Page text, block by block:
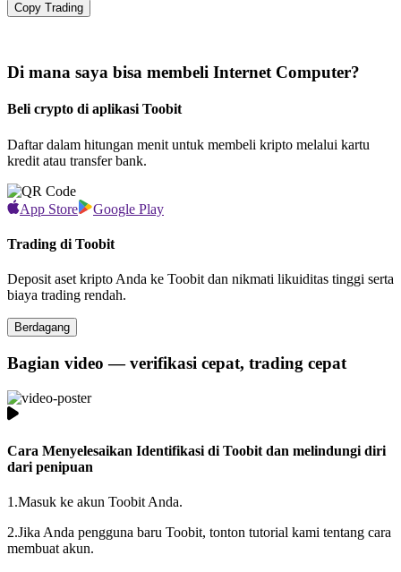
Copy Trading
Di mana saya bisa membeli Internet Computer?
Beli crypto di aplikasi Toobit
Daftar dalam hitungan menit untuk membeli kripto melalui kartu
kredit atau transfer bank.
App Store Google Play
Trading di Toobit
Deposit aset kripto Anda ke Toobit dan nikmati likuiditas tinggi serta
biaya trading rendah.
Berdagang
Bagian video — verifikasi cepat, trading cepat
Cara Menyelesaikan Identifikasi di Toobit dan melindungi diri
dari penipuan
1.Masuk ke akun Toobit Anda.
2.Jika Anda pengguna baru Toobit, tonton tutorial kami tentang cara
membuat akun.